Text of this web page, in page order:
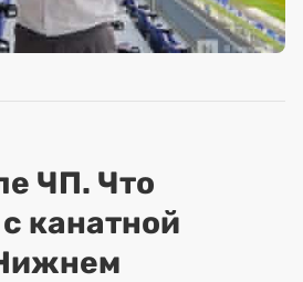
ЧП. Что
канатной